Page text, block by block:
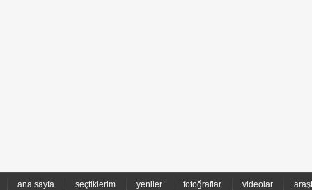
ana sayfa seçtiklerim yeniler fotoğraflar videolar